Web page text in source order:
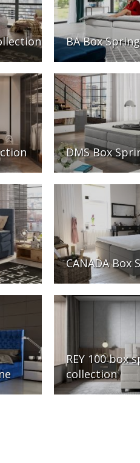
BA Box
DMS Box
CANADA Box
REY 100 box
collection